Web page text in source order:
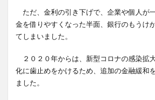
ただ、金利の引き下げで、企業や個人が
金を借りやすくなった半面、銀行のもうけ
てしまいました。
２０２０年からは、新型コロナの感染拡
化に歯止めをかけるため、追加の金融緩和
ました。